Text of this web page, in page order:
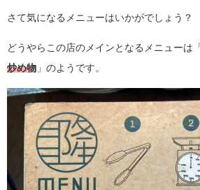
さて気になるメニューはいかがでしょう？
どうやらこの店のメインとなるメニューは「
炒め物 」のようです。